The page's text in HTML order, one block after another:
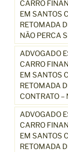
CARRO
EM SANTOS
RETOMADA
NÃO PERCA
ADVOGADO
CARRO
EM SANTOS
RETOMADA
CONTRATO –
ADVOGADO
CARRO
EM SANTOS
RETOMADA